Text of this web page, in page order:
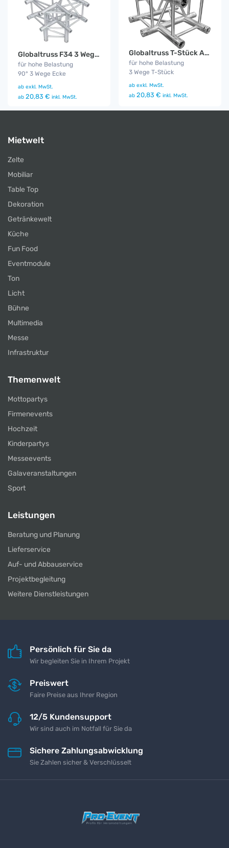
Globaltruss F34 3 Wege Ecke Rund
für hohe Belastung
90° 3 Wege Ecke
ab exkl. MwSt.
ab 20,83 € inkl. MwSt.
Globaltruss T-Stück Abgang
für hohe Belastung
3 Wege T-Stück
ab exkl. MwSt.
ab 20,83 € inkl. MwSt.
Mietwelt
Zelte
Mobiliar
Table Top
Dekoration
Getränkewelt
Küche
Fun Food
Eventmodule
Ton
Licht
Bühne
Multimedia
Messe
Infrastruktur
Themenwelt
Mottopartys
Firmenevents
Hochzeit
Kinderpartys
Messeevents
Galaveranstaltungen
Sport
Leistungen
Beratung und Planung
Lieferservice
Auf- und Abbauservice
Projektbegleitung
Weitere Dienstleistungen
Persönlich für Sie da
Wir begleiten Sie in Ihrem Projekt
Preiswert
Faire Preise aus Ihrer Region
12/5 Kundensupport
Wir sind auch im Notfall für Sie da
Sichere Zahlungsabwicklung
Sie Zahlen sicher & Verschlüsselt